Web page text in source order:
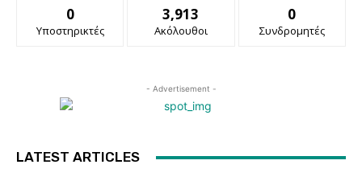
0
Υποστηρικτές
3,913
Ακόλουθοι
0
Συνδρομητές
- Advertisement -
LATEST ARTICLES